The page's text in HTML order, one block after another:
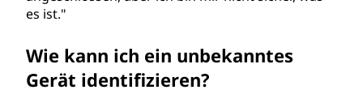
es ist."
Wie kann ich ein unbekanntes
Gerät identifizieren?